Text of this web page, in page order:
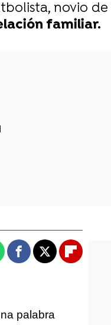
novio
familiar.
Facebook
X
palabra